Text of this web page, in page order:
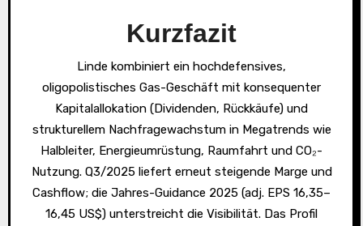
Kurzfazit
Linde kombiniert ein hochdefensives,
oligopolistisches Gas-Geschäft mit konsequenter
Kapitalallokation (Dividenden, Rückkäufe) und
strukturellem Nachfragewachstum in Megatrends wie
Halbleiter, Energieumrüstung, Raumfahrt und CO₂-
Nutzung. Q3/2025 liefert erneut steigende Marge und
Cashflow; die Jahres-Guidance 2025 (adj. EPS 16,35–
16,45 US$) unterstreicht die Visibilität. Das Profil